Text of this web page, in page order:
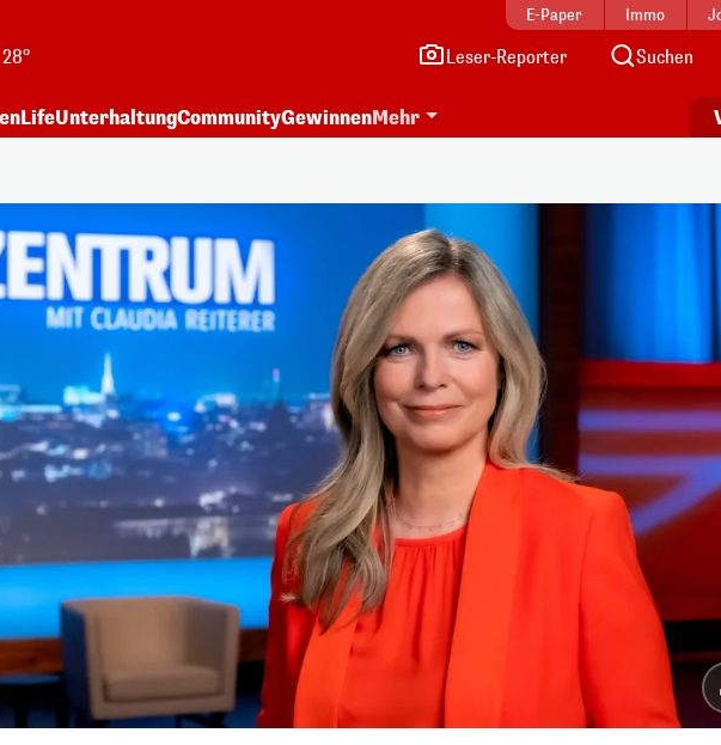
E-Paper Immo
Leser-Reporter Suchen
LifeUnterhaltungCommunityGewinnenMehr